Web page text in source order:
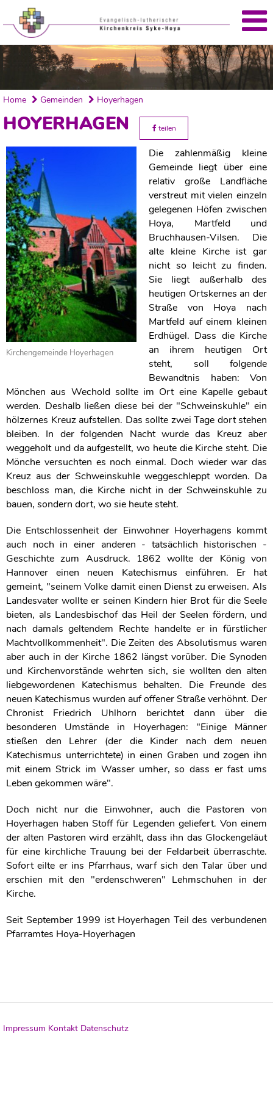
Home Gemeinden Hoyerhagen
HOYERHAGEN teilen
Kirchengemeinde Hoyerhagen
Die zahlenmäßig kleine
Gemeinde liegt über eine
relativ große Landfläche
verstreut mit vielen einzeln
gelegenen Höfen zwischen
Hoya, Martfeld und
Bruchhausen-Vilsen. Die
alte kleine Kirche ist gar
nicht so leicht zu finden.
Sie liegt außerhalb des
heutigen Ortskernes an der
Straße von Hoya nach
Martfeld auf einem kleinen
Erdhügel. Dass die Kirche
an ihrem heutigen Ort
steht, soll folgende
Bewandtnis haben: Von
Mönchen aus Wechold sollte im Ort eine Kapelle gebaut
werden. Deshalb ließen diese bei der "Schweinskuhle" ein
hölzernes Kreuz aufstellen. Das sollte zwei Tage dort stehen
bleiben. In der folgenden Nacht wurde das Kreuz aber
weggeholt und da aufgestellt, wo heute die Kirche steht. Die
Mönche versuchten es noch einmal. Doch wieder war das
Kreuz aus der Schweinskuhle weggeschleppt worden. Da
beschloss man, die Kirche nicht in der Schweinskuhle zu
bauen, sondern dort, wo sie heute steht.
Die Entschlossenheit der Einwohner Hoyerhagens kommt
auch noch in einer anderen - tatsächlich historischen -
Geschichte zum Ausdruck. 1862 wollte der König von
Hannover einen neuen Katechismus einführen. Er hat
gemeint, "seinem Volke damit einen Dienst zu erweisen. Als
Landesvater wollte er seinen Kindern hier Brot für die Seele
bieten, als Landesbischof das Heil der Seelen fördern, und
nach damals geltendem Rechte handelte er in fürstlicher
Machtvollkommenheit". Die Zeiten des Absolutismus waren
aber auch in der Kirche 1862 längst vorüber. Die Synoden
und Kirchenvorstände wehrten sich, sie wollten den alten
liebgewordenen Katechismus behalten. Die Freunde des
neuen Katechismus wurden auf offener Straße verhöhnt. Der
Chronist Friedrich Uhlhorn berichtet dann über die
besonderen Umstände in Hoyerhagen: "Einige Männer
stießen den Lehrer (der die Kinder nach dem neuen
Katechismus unterrichtete) in einen Graben und zogen ihn
mit einem Strick im Wasser umher, so dass er fast ums
Leben gekommen wäre".
Doch nicht nur die Einwohner, auch die Pastoren von
Hoyerhagen haben Stoff für Legenden geliefert. Von einem
der alten Pastoren wird erzählt, dass ihn das Glockengeläut
für eine kirchliche Trauung bei der Feldarbeit überraschte.
Sofort eilte er ins Pfarrhaus, warf sich den Talar über und
erschien mit den "erdenschweren" Lehmschuhen in der
Kirche.
Seit September 1999 ist Hoyerhagen Teil des verbundenen
Pfarramtes Hoya-Hoyerhagen
Impressum Kontakt Datenschutz